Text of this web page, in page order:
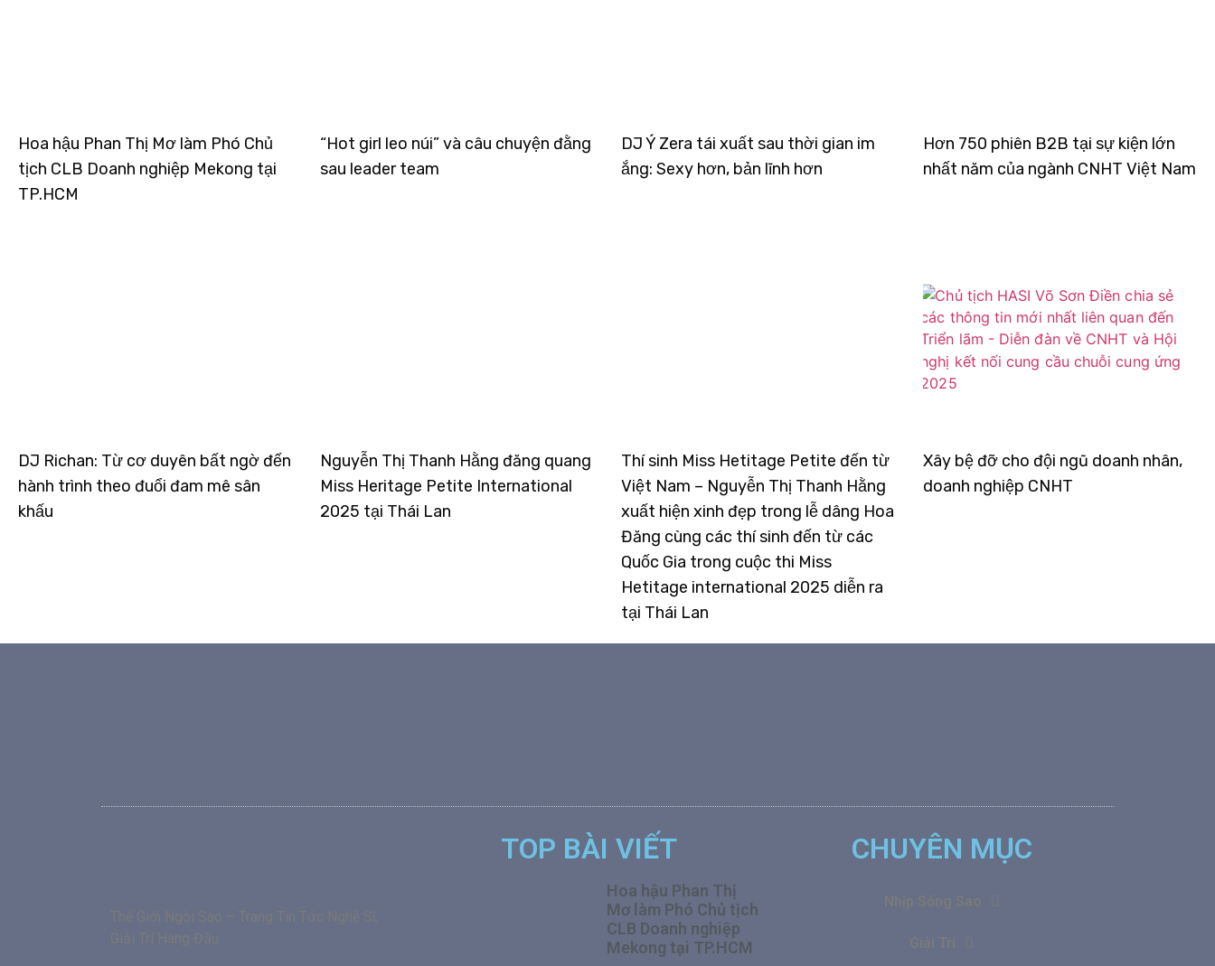
Hoa hậu Phan Thị Mơ làm Phó Chủ
tịch CLB Doanh nghiệp Mekong tại
TP.HCM
“Hot girl leo núi” và câu chuyện đằng
sau leader team
DJ Ý Zera tái xuất sau thời gian im
ắng: Sexy hơn, bản lĩnh hơn
Hơn 750 phiên B2B tại sự kiện lớn
nhất năm của ngành CNHT Việt Nam
DJ Richan: Từ cơ duyên bất ngờ đến
hành trình theo đuổi đam mê sân
khấu
Nguyễn Thị Thanh Hằng đăng quang
Miss Heritage Petite International
2025 tại Thái Lan
Thí sinh Miss Hetitage Petite đến từ
Việt Nam – Nguyễn Thị Thanh Hằng
xuất hiện xinh đẹp trong lễ dâng Hoa
Đăng cùng các thí sinh đến từ các
Quốc Gia trong cuộc thi Miss
Hetitage international 2025 diễn ra
tại Thái Lan
Xây bệ đỡ cho đội ngũ doanh nhân,
doanh nghiệp CNHT
TOP BÀI VIẾT
Hoa hậu Phan Thị
Mơ làm Phó Chủ tịch
CLB Doanh nghiệp
Mekong tại TP.HCM
CHUYÊN MỤC